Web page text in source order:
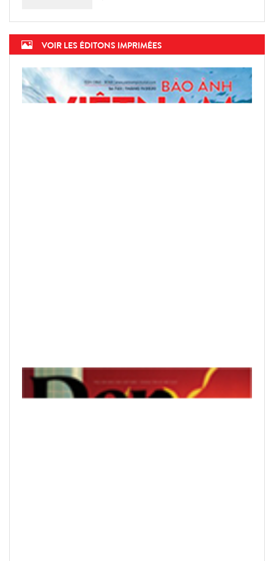
VOIR LES ÉDITONS IMPRIMÉES